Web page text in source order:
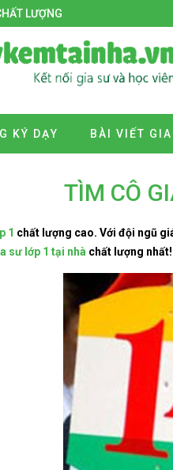
LƯỢNG
KÝ DẠY BÀI VIẾT
TÌM CÔ
1 chất lượng cao. Với đội ngũ
sư lớp 1 tại nhà chất lượng nhất!